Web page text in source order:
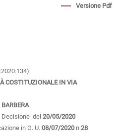
Versione Pdf
COSTITUZIONALE IN VIA
BARBERA
del 20/05/2020
in G. U. 08/07/2020 n.28